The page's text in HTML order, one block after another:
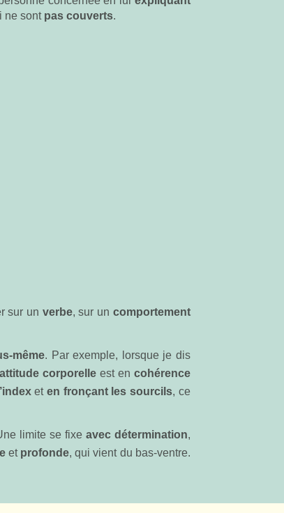
ne sont pas couverts.
sur un verbe, sur un comportement
même. Par exemple, lorsque je dis
attitude corporelleest en cohérence
l’indexeten fronçant les sourcils, ce
limite se fixe avec détermination,
et profonde, qui vient du bas-ventre.